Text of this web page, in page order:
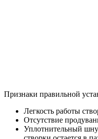
Признаки правильной
Легкость работы
Отсутствие
Уплотнительный